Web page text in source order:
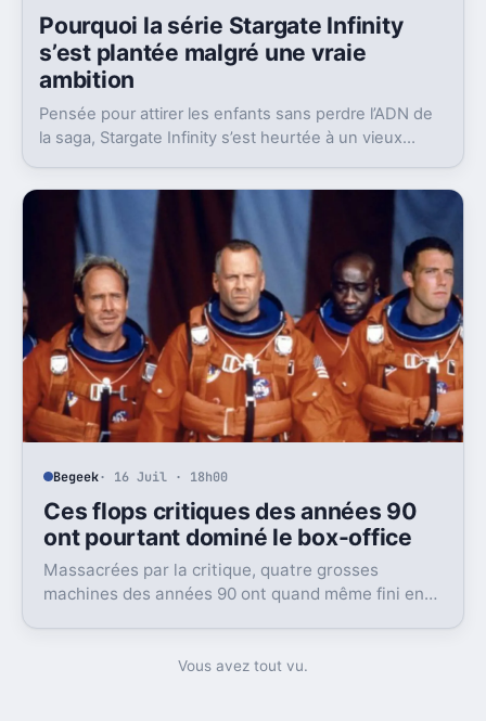
Pourquoi la série Stargate Infinity
s’est plantée malgré une vraie
ambition
Pensée pour attirer les enfants sans perdre l’ADN de
la saga, Stargate Infinity s’est heurtée à un vieux
Begeek· 16 Juil · 18h00
Ces flops critiques des années 90
ont pourtant dominé le box-office
Massacrées par la critique, quatre grosses
machines des années 90 ont quand même fini en